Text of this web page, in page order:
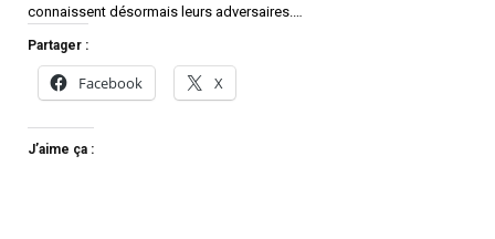
connaissent désormais leurs adversaires.…
Partager :
Facebook X
J’aime ça :